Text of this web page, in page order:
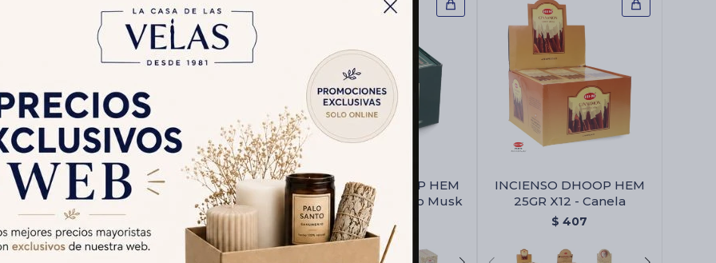
HEM -
Hexa
SPRAY DE HABITACION
HEM - Aura Espiritual
206
INCIENSO DHOOP HEM
60GR X6 - Precioso Musk
$ 369
INCIENSO DHOOP HEM
25GR X12 - Canela
$ 407